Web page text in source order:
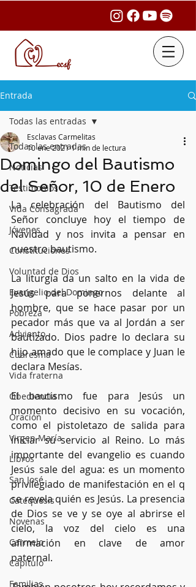
Entrada
Todas las entradas
Noticias
Testimonios
Vida Consagrada
Jóvenes
Constituciones
Voluntad de Dios
Evangelio del Domingo
Pobreza
Adviento
Cuaresma
Vida fraterna
Obediencia
Oración
Virgen María
Libros
San José
Catequesis
Novenas
Carmelo
Capítulo
Familias
Todas las entradas
Domingo del Bautismo
del Señor, 10 de Enero
Esclavas Carmelitas
10 ene 2021 1 min de lectura
La celebración del Bautismo del
Señor concluye hoy el tiempo de
Navidad y nos invita a pensar en
nuestro bautismo.
La liturgia da un salto en la vida de
Jesús para ponernos delante al
hombre, que se hace pasar por un
pecador más que va al Jordán a ser
bautizado. Dios padre lo declara su
hijo amado que le complace y Juan le
declara Mesías.
El bautismo fue para Jesús un
momento decisivo en su vocación,
como el pistoletazo de salida para
iniciar su servicio al Reino. Lo más
importante del evangelio es cuando
Jesús sale del agua: es un momento
privilegiado de manifestación en el q
se revela quién es Jesús. La presencia
de Dios se ve y se oye al abrirse el
cielo, la voz del cielo es una
afirmación en clave de amor
paternal.